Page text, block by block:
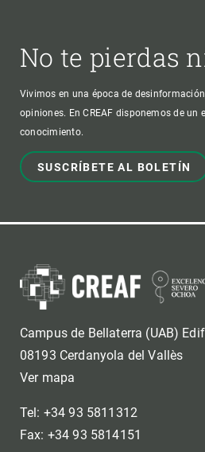
No te pierdas
Vivimos en una época de
opiniones. En CREAF disponemos de
conocimiento.
SUSCRÍBETE AL BOLETÍN
Campus de Bellaterra (UAB)
08193 Cerdanyola del Vallès
Ver mapa
Tel: +34 93 5811312
Fax: +34 93 5814151